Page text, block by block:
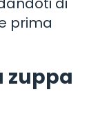
prima
zuppa